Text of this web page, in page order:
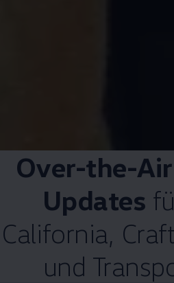
Over-the-
Updates
California,
und